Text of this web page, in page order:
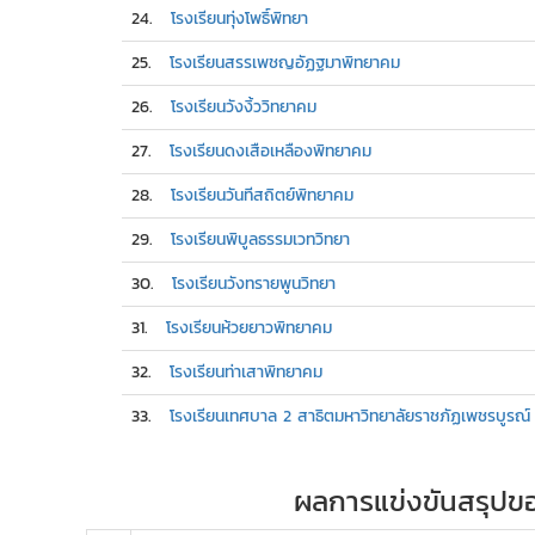
24. โรงเรียนทุ่งโพธิ์พิทยา
25. โรงเรียนสรรเพชญอัฏฐมาพิทยาคม
26. โรงเรียนวังงิ้ววิทยาคม
27. โรงเรียนดงเสือเหลืองพิทยาคม
28. โรงเรียนวันทีสถิตย์พิทยาคม
29. โรงเรียนพิบูลธรรมเวทวิทยา
30. โรงเรียนวังทรายพูนวิทยา
31. โรงเรียนห้วยยาวพิทยาคม
32. โรงเรียนท่าเสาพิทยาคม
33. โรงเรียนเทศบาล 2 สาธิตมหาวิทยาลัยราชภัฏเพชรบูรณ์
ผลการแข่งขันสรุปข